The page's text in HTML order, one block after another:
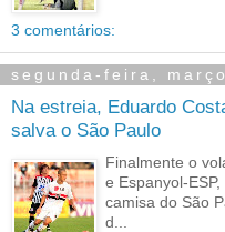
3 comentários:
segunda-feira,
Na estreia, Eduardo
salva o São Paulo
Finalmente o
e Espanyol-
camisa do São
d...